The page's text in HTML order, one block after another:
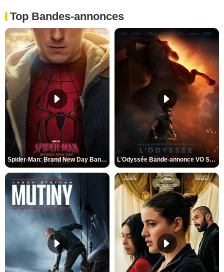
Top Bandes-annonces
Spider-Man: Brand New Day Bande-annonce VO STFR L'Odyssée Bande-annonce VO STFR